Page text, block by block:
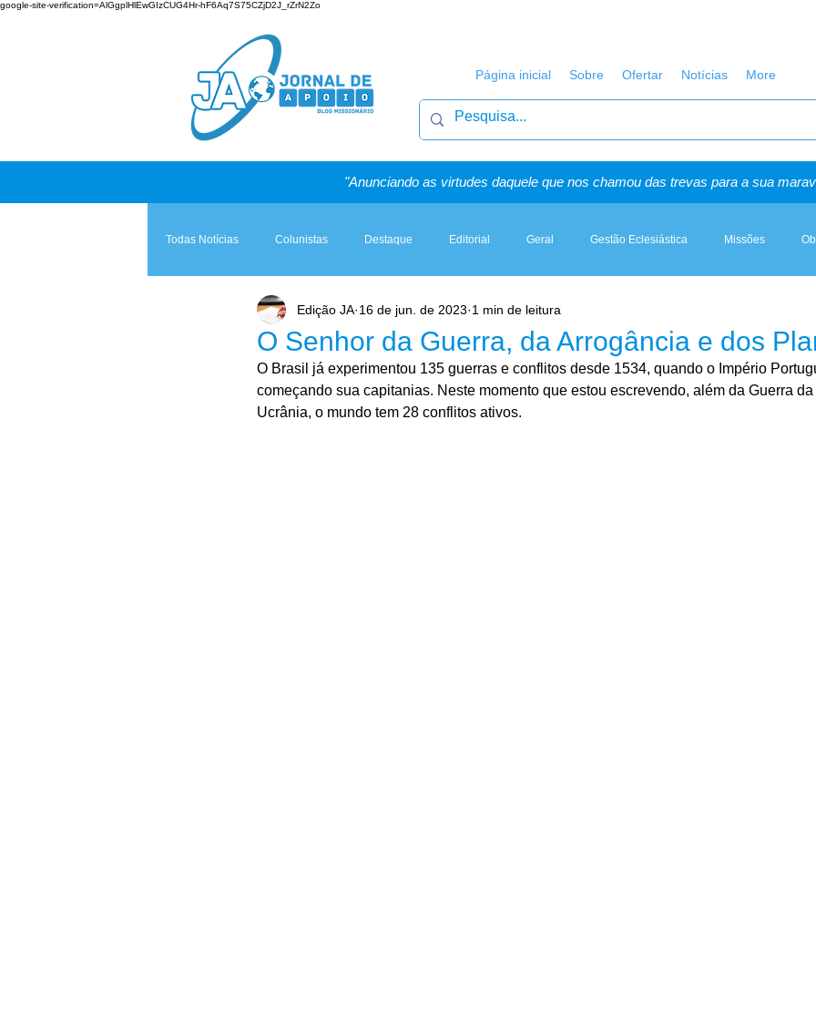
google-site-verification=AlGgplHlEwGIzCUG4Hr-hF6Aq7S75CZjD2J_rZrN2Zo
Página inicial Sobre Ofertar Notícias More
"Anunciando as virtudes daquele que nos chamou das trevas para a sua
Todas Notícias Colunistas Destaque Editorial Geral Gestão Eclesiástica Missões
Teologia & Prática A Igreja e a Lei Artigos, Sermões & Esboços
O Senhor da Guerra, da Arrogância e dos
Edição JA 16 de jun. de 2023 1 min de leitura
O Brasil já experimentou 135 guerras e conflitos desde 1534, quando o Império
começando sua capitanias. Neste momento que estou escrevendo, além da Guerra
Ucrânia, o mundo tem 28 conflitos ativos.